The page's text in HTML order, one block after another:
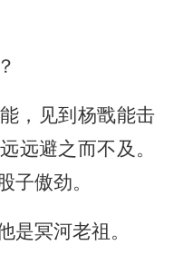
，见到杨戬能击
远避之而不及。
子傲劲。
是冥河老祖。